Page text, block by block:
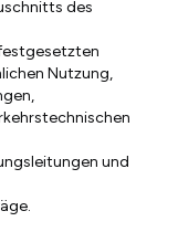
des
Nutzung,
und